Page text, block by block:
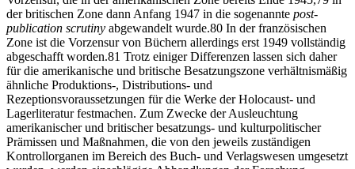
der britischen Zone dann Anfang 1947 in die sogenannte post-
publication scrutiny abgewandelt wurde.80 In der französischen
Zone ist die Vorzensur von Büchern allerdings erst 1949 vollständig
abgeschafft worden.81 Trotz einiger Differenzen lassen sich daher
für die amerikanische und britische Besatzungszone verhältnismäßig
ähnliche Produktions-, Distributions- und
Rezeptionsvoraussetzungen für die Werke der Holocaust- und
Lagerliteratur festmachen. Zum Zwecke der Ausleuchtung
amerikanischer und britischer besatzungs- und kulturpolitischer
Prämissen und Maßnahmen, die von den jeweils zuständigen
Kontrollorganen im Bereich des Buch- und Verlagswesen umgesetzt